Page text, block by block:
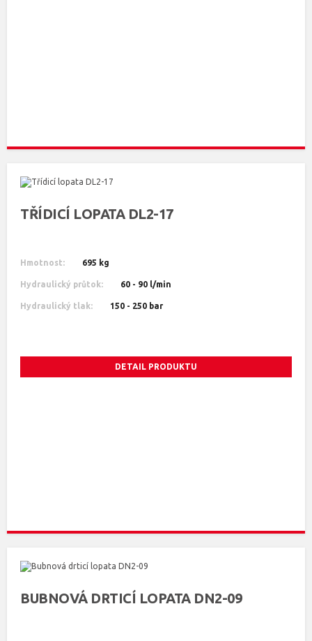
TŘÍDICÍ LOPATA DL2-17
Hmotnost: 695 kg
Hydraulický průtok: 60 - 90 l/min
Hydraulický tlak: 150 - 250 bar
DETAIL PRODUKTU
BUBNOVÁ DRTICÍ LOPATA DN2-09